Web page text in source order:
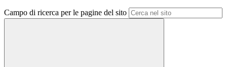
Campo di ricerca per le pagine del sito